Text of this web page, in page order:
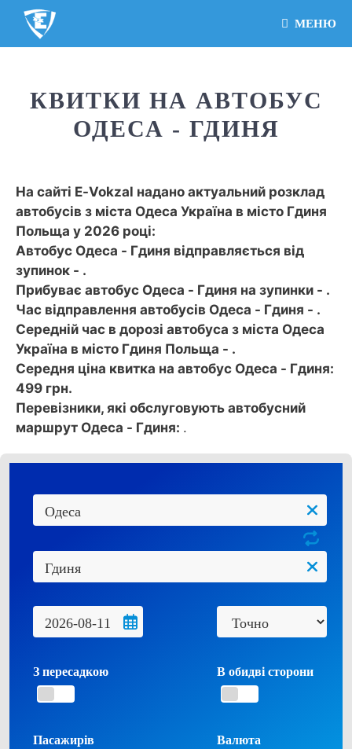
МЕНЮ
КВИТКИ НА АВТОБУС
ОДЕСА - ГДИНЯ
На сайті E-Vokzal надано актуальний розклад
автобусів з міста Одеса Україна в місто Гдиня
Польща у 2026 році:
Автобус Одеса - Гдиня відправляється від
зупинок - .
Прибуває автобус Одеса - Гдиня на зупинки - .
Час відправлення автобусів Одеса - Гдиня - .
Середній час в дорозі автобуса з міста Одеса
Україна в місто Гдиня Польща - .
Середня ціна квитка на автобус Одеса - Гдиня:
499 грн.
Перевізники, які обслуговують автобусний
маршрут Одеса - Гдиня: .
З пересадкою В обидві сторони
Пасажирів Валюта